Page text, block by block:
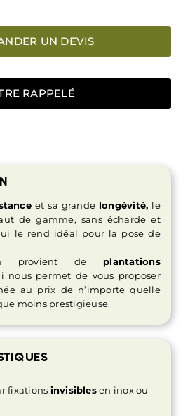
UN DEVIS
RAPPELÉ
et sa grande longévité, le
de gamme, sans écharde et
le rend idéal pour la pose de
provient de plantations
nous permet de vous proposer
au prix de n’importe quelle
moins prestigieuse.
fixations invisiblesen inox ou